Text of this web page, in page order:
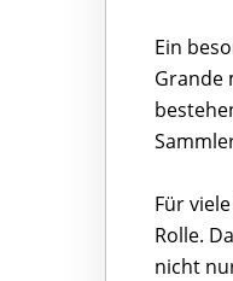
Ein
Grande
Für
Rolle.
nicht